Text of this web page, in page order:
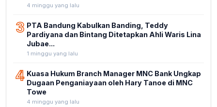
4 minggu yang lalu
3 PTA Bandung Kabulkan Banding, Teddy
Pardiyana dan Bintang Ditetapkan Ahli Waris Lina
Jubae...
1 minggu yang lalu
4 Kuasa Hukum Branch Manager MNC Bank Ungkap
Dugaan Penganiayaan oleh Hary Tanoe di MNC
Towe
4 minggu yang lalu